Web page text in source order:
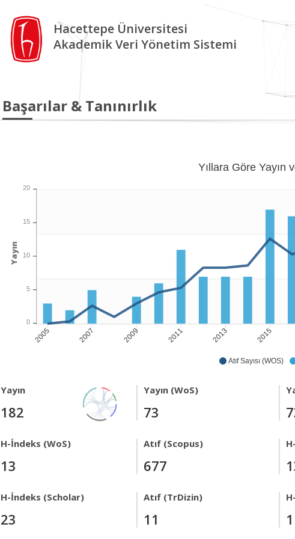
Hacettepe Üniversitesi
Akademik Veri Yönetim Sistemi
Başarılar & Tanınırlık
Atıf Sayısı (WOS)
2005 2007 2009 2011 2013 2015
Yıllara Göre Yayın
20
15
10
5
0
Yayın
Yayın
182
Yayın (WoS)
73
H-İndeks (WoS)
13
Atıf (Scopus)
677
H-İndeks (Scholar)
23
Atıf (TrDizin)
11 1